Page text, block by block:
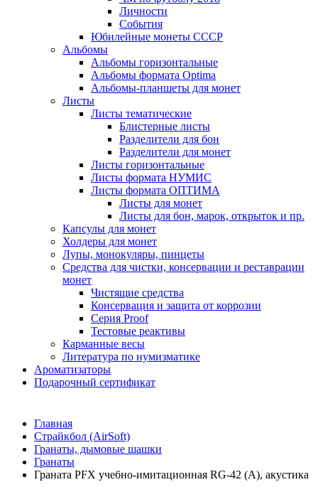
Личности
События
Юбилейные монеты СССР
Альбомы
Альбомы горизонтальные
Альбомы формата Optima
Альбомы-планшеты для монет
Листы
Листы тематические
Блистерные листы
Разделители для бон
Разделители для монет
Листы горизонтальные
Листы формата НУМИС
Листы формата ОПТИМА
Листы для монет
Листы для бон, марок, открыток и пр.
Капсулы для монет
Холдеры для монет
Лупы, монокуляры, пинцеты
Средства для чистки, консервации и реставрации
монет
Чистящие средства
Консервация и защита от коррозии
Серия Proof
Тестовые реактивы
Карманные весы
Литература по нумизматике
Ароматизаторы
Подарочный сертификат
Главная
Страйкбол (AirSoft)
Гранаты, дымовые шашки
Гранаты
Граната PFX учебно-имитационная RG-42 (А), акустика